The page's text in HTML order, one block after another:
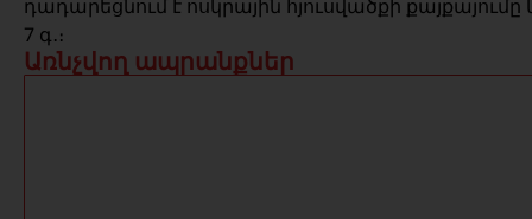
դադարեցնում է ոսկրային հյուսվածքի
7 գ․։
Առնչվող ապրանքներ